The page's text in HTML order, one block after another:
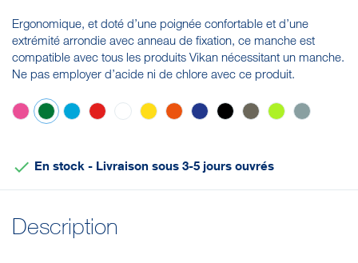
Ergonomique, et doté d’une poignée confortable et d’une
extrémité arrondie avec anneau de fixation, ce manche est
compatible avec tous les produits Vikan nécessitant un manche.
Ne pas employer d’acide ni de chlore avec ce produit.
 En stock - Livraison sous 3-5 jours ouvrés
Description